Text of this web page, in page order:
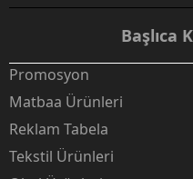
Başlıca
Promosyon
Matbaa Ürünleri
Reklam Tabela
Tekstil Ürünleri